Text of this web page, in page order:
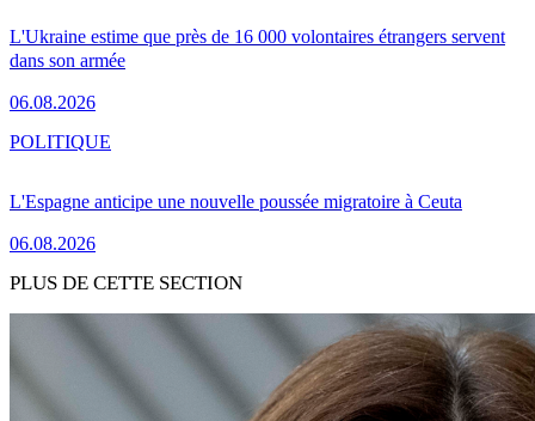
L'Ukraine estime que près de 16 000 volontaires étrangers servent
dans son armée
06.08.2026
L'Espagne anticipe une nouvelle poussée migratoire à Ceuta
06.08.2026
POLITIQUE
PLUS DE CETTE SECTION